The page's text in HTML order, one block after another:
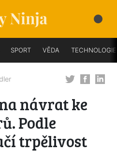
SPORT VĚDA TECHNOLOGIE
návrat ke
Podle
trpělivost